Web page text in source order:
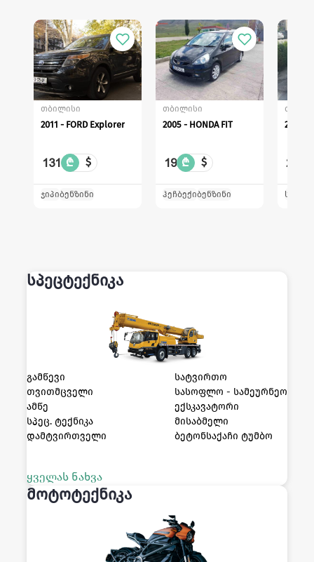
თბილისი
2011 - FORD Explorer
131 ₾ $
ჯიპიბენზინი
თბილისი
2005 - HONDA FIT
19 ₾ $
ჰეჩბექიბენზინი
2014 -
22
სპეცტექნიკა
გამწევი
თვითმცველი
ამწე
სპეც. ტექნიკა
დამტვირთველი
სატვირთო
სასოფლო - სამეურნეო
ექსკავატორი
მისაბმელი
ბეტონსაქაჩი ტუმბო
ყველას ნახვა
მოტოტექნიკა